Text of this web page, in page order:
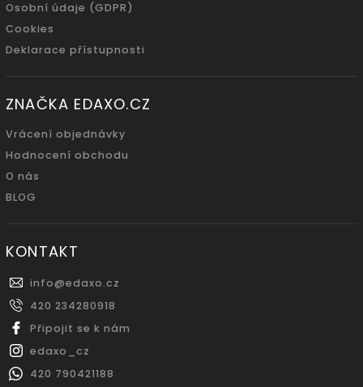
Osobní údaje (GDPR)
Cookies
Deklarace přístupnosti
ZNAČKA EDAXO.CZ
Vrácení objednávky
Hodnocení obchodu
O nás
BLOG
KONTAKT
info@edaxo.cz
420 234280918
Připojit se k nám
edaxo_cz
420 790421188